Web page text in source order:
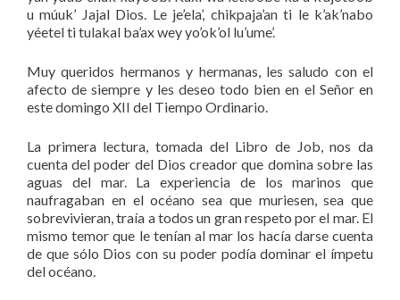
u múuk’ Jajal Dios. Le je’ela’, chikpaja’an ti le k’ak’nabo
yéetel ti tulakal ba’ax wey yo’ok’ol lu’ume’.
Muy queridos hermanos y hermanas, les saludo con el
afecto de siempre y les deseo todo bien en el Señor en
este domingo XII del Tiempo Ordinario.
La primera lectura, tomada del Libro de Job, nos da
cuenta del poder del Dios creador que domina sobre las
aguas del mar. La experiencia de los marinos que
naufragaban en el océano sea que muriesen, sea que
sobrevivieran, traía a todos un gran respeto por el mar. El
mismo temor que le tenían al mar los hacía darse cuenta
de que sólo Dios con su poder podía dominar el ímpetu
del océano.